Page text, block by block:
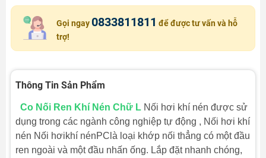
Gọi ngay 0833811811 để được tư vấn và hỗ
trợ!
Thông Tin Sản Phẩm
Co Nối Ren Khí Nén Chữ L Nối hơi khí nén được sử
dụng trong các ngành công nghiệp tự động , Nối hơi khí
nén Nối hơikhí nénPClà loại khớp nối thẳng có một đầu
ren ngoài và một đầu nhấn ống. Lắp đặt nhanh chóng,